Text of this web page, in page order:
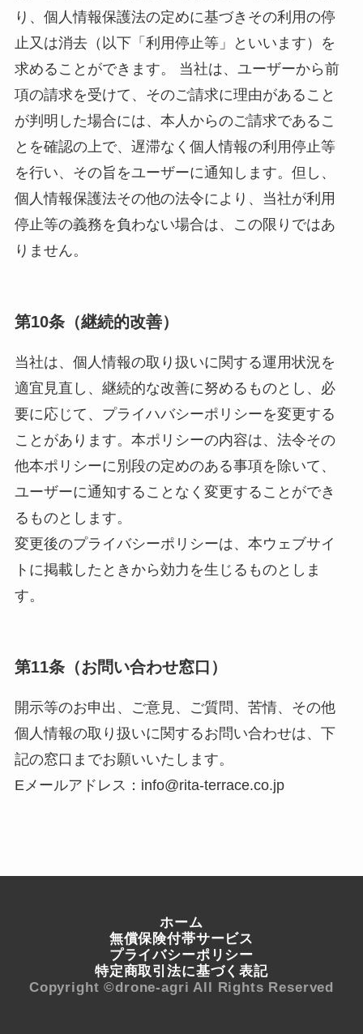
り、個人情報保護法の定めに基づきその利用の停
止又は消去（以下「利用停止等」といいます）を
求めることができます。 当社は、ユーザーから前
項の請求を受けて、そのご請求に理由があること
が判明した場合には、本人からのご請求であるこ
とを確認の上で、遅滞なく個人情報の利用停止等
を行い、その旨をユーザーに通知します。但し、
個人情報保護法その他の法令により、当社が利用
停止等の義務を負わない場合は、この限りではあ
りません。
第10条（継続的改善）
当社は、個人情報の取り扱いに関する運用状況を
適宜見直し、継続的な改善に努めるものとし、必
要に応じて、プライハバシーポリシーを変更する
ことがあります。本ポリシーの内容は、法令その
他本ポリシーに別段の定めのある事項を除いて、
ユーザーに通知することなく変更することができ
るものとします。
変更後のプライバシーポリシーは、本ウェブサイ
トに掲載したときから効力を生じるものとしま
す。
第11条（お問い合わせ窓口）
開示等のお申出、ご意見、ご質問、苦情、その他
個人情報の取り扱いに関するお問い合わせは、下
記の窓口までお願いいたします。
Eメールアドレス：info@rita-terrace.co.jp
ホーム
無償保険付帯サービス
プライバシーポリシー
特定商取引法に基づく表記
Copyright ©drone-agri All Rights Reserved